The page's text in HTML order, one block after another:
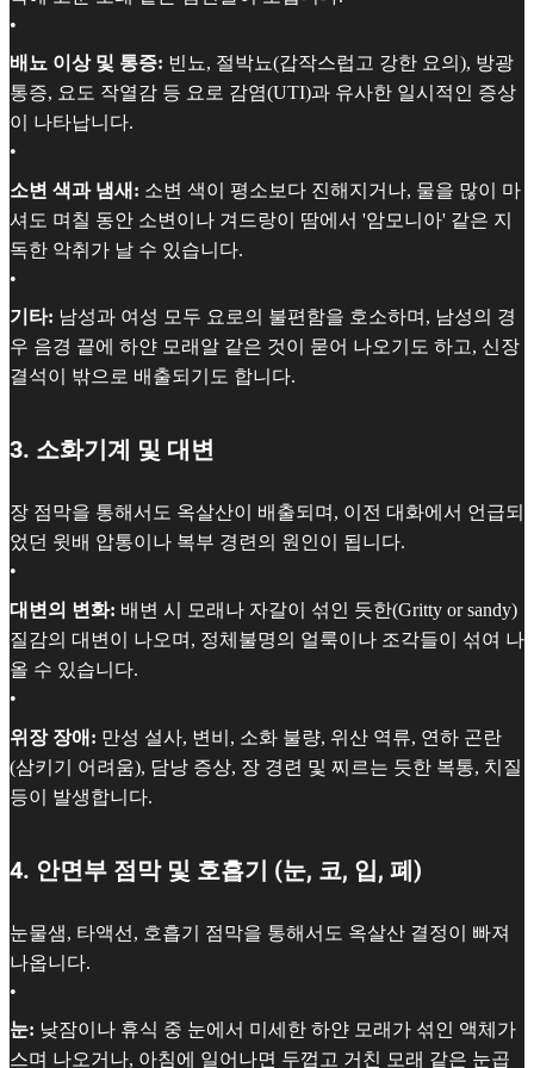
•
배뇨 이상 및 통증: 빈뇨, 절박뇨(갑작스럽고 강한 요의), 방광
통증, 요도 작열감 등 요로 감염(UTI)과 유사한 일시적인 증상
이 나타납니다.
•
소변 색과 냄새: 소변 색이 평소보다 진해지거나, 물을 많이 마
셔도 며칠 동안 소변이나 겨드랑이 땀에서 '암모니아' 같은 지
독한 악취가 날 수 있습니다.
•
기타: 남성과 여성 모두 요로의 불편함을 호소하며, 남성의 경
우 음경 끝에 하얀 모래알 같은 것이 묻어 나오기도 하고, 신장
결석이 밖으로 배출되기도 합니다.
3. 소화기계 및 대변
장 점막을 통해서도 옥살산이 배출되며, 이전 대화에서 언급되
었던 윗배 압통이나 복부 경련의 원인이 됩니다.
•
대변의 변화: 배변 시 모래나 자갈이 섞인 듯한(Gritty or sandy)
질감의 대변이 나오며, 정체불명의 얼룩이나 조각들이 섞여 나
올 수 있습니다.
•
위장 장애: 만성 설사, 변비, 소화 불량, 위산 역류, 연하 곤란
(삼키기 어려움), 담낭 증상, 장 경련 및 찌르는 듯한 복통, 치질
등이 발생합니다.
4. 안면부 점막 및 호흡기 (눈, 코, 입, 폐)
눈물샘, 타액선, 호흡기 점막을 통해서도 옥살산 결정이 빠져
나옵니다.
•
눈: 낮잠이나 휴식 중 눈에서 미세한 하얀 모래가 섞인 액체가
스며 나오거나, 아침에 일어나면 두껍고 거친 모래 같은 눈곱